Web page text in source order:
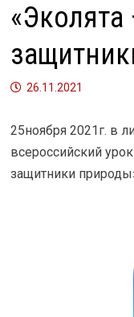
26.11.2021
25ноября 2021г. в
всероссийский
защитники